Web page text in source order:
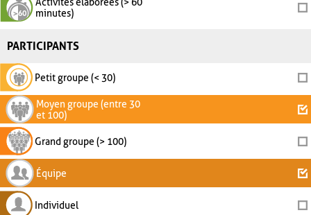
minutes)
PARTICIPANTS
Petit groupe (< 30)
Moyen groupe (entre 30
et 100)
Grand groupe (> 100)
Équipe
Individuel